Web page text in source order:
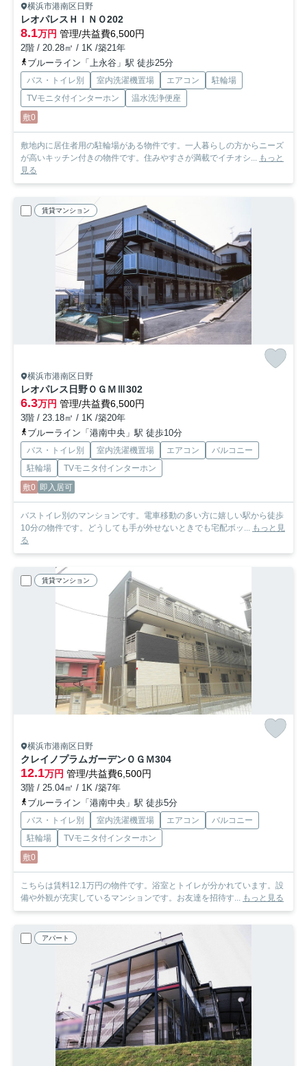
横浜市港南区日野
レオパレスＨＩＮＯ202
8.1万円 管理/共益費6,500円
2階 / 20.28㎡ / 1K /築21年
ブルーライン「上永谷」駅 徒歩25分
バス・トイレ別 室内洗濯機置場 エアコン
駐輪場
TVモニタ付インターホン
温水洗浄便座
敷0
敷地内に居住者用の駐輪場がある物件です。一人暮らしの方からニーズ
が高いキッチン付きの物件です。住みやすさが満載でイチオシ...
もっと
見る
賃貸マンション
横浜市港南区日野
レオパレス日野ＯＧＭⅢ302
6.3万円 管理/共益費6,500円
3階 / 23.18㎡ / 1K /築20年
ブルーライン「港南中央」駅 徒歩10分
バス・トイレ別 室内洗濯機置場 エアコン
バルコニー
駐輪場
TVモニタ付インターホン
敷0 即入居可
バストイレ別のマンションです。電車移動の多い方に嬉しい駅から徒歩
10分の物件です。どうしても手が外せないときでも宅配ボッ...
もっと見
る
賃貸マンション
横浜市港南区日野
クレイノプラムガーデンＯＧＭ304
12.1万円 管理/共益費6,500円
3階 / 25.04㎡ / 1K /築7年
ブルーライン「港南中央」駅 徒歩5分
バス・トイレ別 室内洗濯機置場 エアコン
バルコニー
駐輪場
TVモニタ付インターホン
敷0
こちらは賃料12.1万円の物件です。浴室とトイレが分かれています。設
備や外観が充実しているマンションです。お友達を招待す... もっと見る
アパート